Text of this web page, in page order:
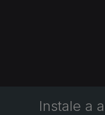
Instale a